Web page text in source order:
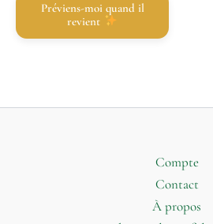
Préviens-moi quand il
revient
Compte
Contact
À propos